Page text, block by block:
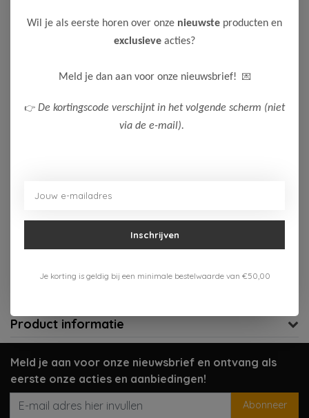
10,00 19,99
Kleur: Off white / Materiaal: 100% Cotton
Maak een keuze:
Aan verlanglijst toevoegen
Gratis verzenden vanaf 75,-
Verzenden 1-3 werkdagen
Product informatie
Meld je aan voor onze nieuwsbrief en ontvang als
eerste onze acties en aanbiedingen!
Abonneer
Wil je als eerste horen over onze nieuwste producten en
exclusieve acties?
Meld je dan aan voor onze nieuwsbrief! 💌
👉 De kortingscode verschijnt in het volgende scherm (niet
via de e-mail).
Inschrijven
Je korting is geldig bij een minimale bestelwaarde van €50,00